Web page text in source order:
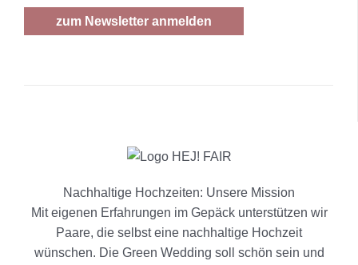
Nachhaltige Hochzeiten: Unsere Mission
Mit eigenen Erfahrungen im Gepäck unterstützen wir
Paare, die selbst eine nachhaltige Hochzeit
wünschen. Die Green Wedding soll schön sein und